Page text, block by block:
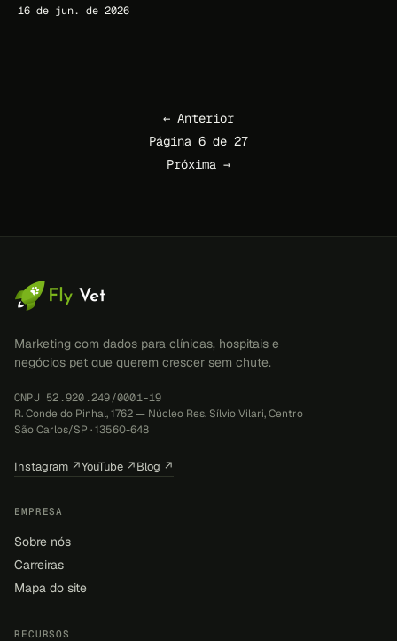
(prontuário, fiscal, estoque) e gestão comercial (CRM,
16 de jun. de 2026
← Anterior
Página 6 de 27
Próxima →
Marketing com dados para clínicas, hospitais e
negócios pet que querem crescer sem chute.
CNPJ 52.920.249/0001-19
R. Conde do Pinhal, 1762 — Núcleo Res. Sílvio Vilari, Centro
São Carlos/SP · 13560-648
Instagram ↗YouTube ↗Blog ↗
EMPRESA
Sobre nós
Carreiras
Mapa do site
RECURSOS